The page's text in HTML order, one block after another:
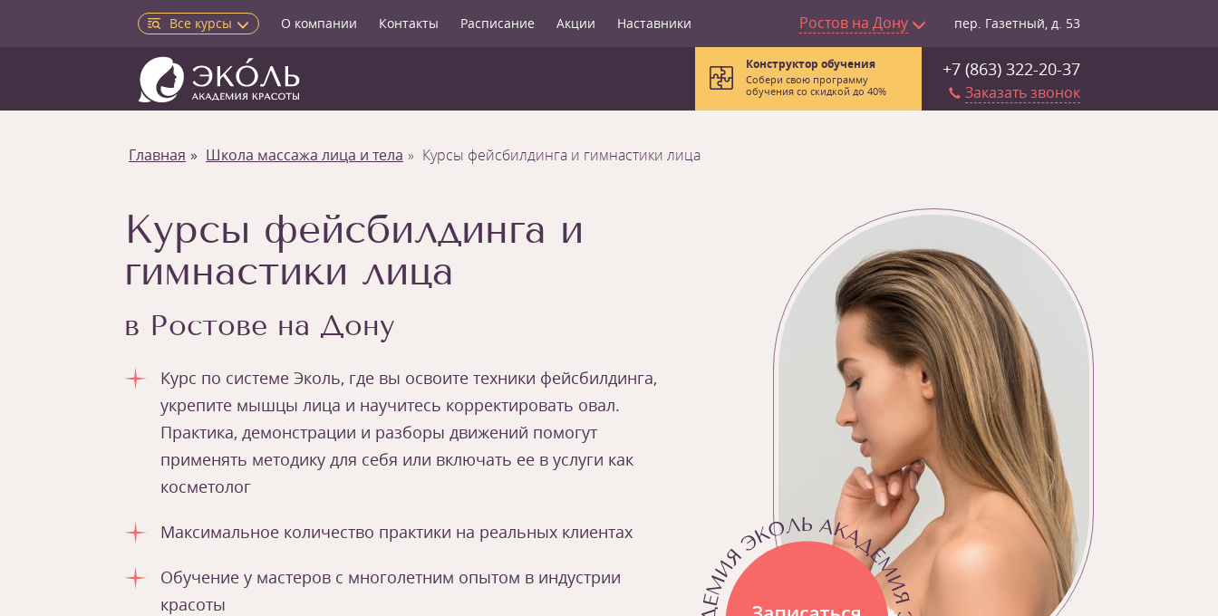
Все курсы О компании Контакты Расписание Акции Наставники Ростов на Дону пер. Газетный, д. 53
+7 (863) 322-20-37
Заказать звонок
Конструктор обучения
Собери свою программу
обучения со скидкой до 40%
Главная Школа массажа лица и тела Курсы фейсбилдинга и гимнастики лица
Курсы фейсбилдинга и
гимнастики лица
в Ростове на Дону
Курс по системе Эколь, где вы освоите техники фейсбилдинга,
укрепите мышцы лица и научитесь корректировать овал.
Практика, демонстрации и разборы движений помогут
применять методику для себя или включать ее в услуги как
косметолог
Максимальное количество практики на реальных клиентах
Обучение у мастеров с многолетним опытом в индустрии
красоты